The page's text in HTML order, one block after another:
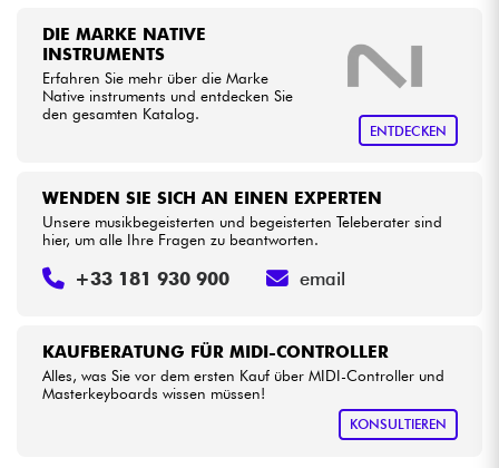
DIE MARKE NATIVE
INSTRUMENTS
Erfahren Sie mehr über die Marke
Native instruments und entdecken Sie
den gesamten Katalog.
ENTDECKEN
KAUFBERATUNG FÜR MIDI-CONTROLLER
Alles, was Sie vor dem ersten Kauf über MIDI-Controller und
Masterkeyboards wissen müssen!
KONSULTIEREN
WENDEN SIE SICH AN EINEN EXPERTEN
Unsere musikbegeisterten und begeisterten Teleberater sind
hier, um alle Ihre Fragen zu beantworten.
+33 181 930 900 email